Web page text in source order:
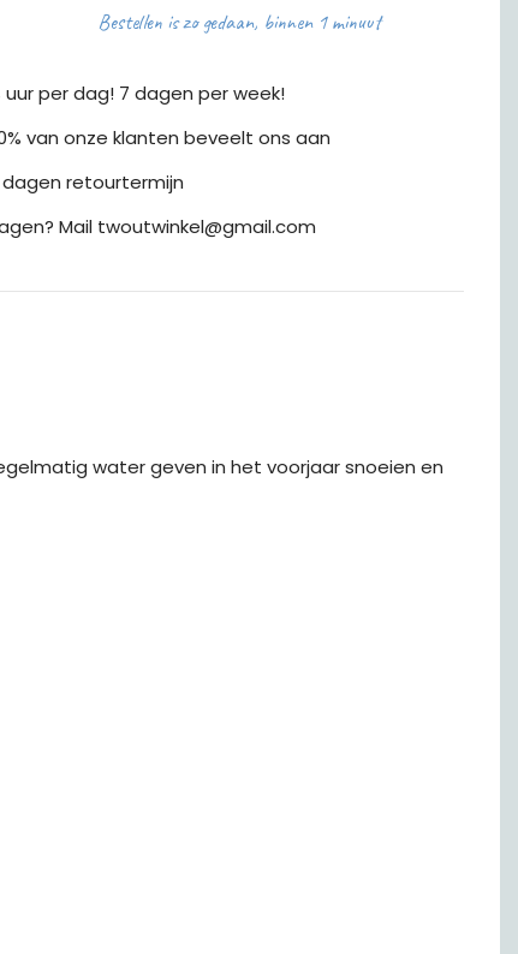
Bestellen is zo gedaan, binnen 1 minuut
uur per dag! 7 dagen per week!
van onze klanten beveelt ons aan
dagen retourtermijn
Mail twoutwinkel@gmail.com
water geven in het voorjaar snoeien en